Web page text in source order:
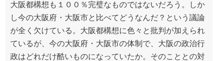
大阪都構想も１００％完璧なものではないだろう。しか
し今の大阪府・大阪市と比べてどうなんだ？という議論
が全く欠けている。大阪都構想に色々と批判が加えられ
ているが、今の大阪府・大阪市の体制で、大阪の政治行
政はどれだけ酷いものになっていたか。そのこととの対